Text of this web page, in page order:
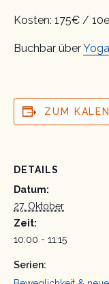
Kosten: 175€ /
Buchbar über
ZUM
DETAILS
Datum:
27. Oktober
Zeit:
10:00 - 11:15
Serien: